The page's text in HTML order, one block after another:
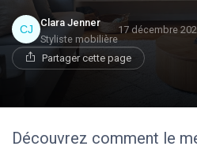
Clara Jenner
Styliste mobilière
17 décembre
Partager cette page
Découvrez comment le